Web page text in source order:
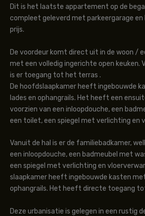
Dit is het laatste appartement op de
compleet geleverd met parkeergarage en
prijs.
De voordeur komt direct uit in de woon /
met een volledig ingerichte open keuken.
is er toegang tot het terras .
De hoofdslaapkamer heeft ingebouwde
lades en ophangrails. Het heeft een
voorzien van een inloopdouche, een
een toilet, een spiegel met verlichting en
Vanuit de hal is er de familiebadkamer,
een inloopdouche, een badmeubel met
een spiegel met verlichting en
slaapkamer heeft ingebouwde kasten
ophangrails. Het heeft directe toegang
Deze urbanisatie is gelegen in een rustig